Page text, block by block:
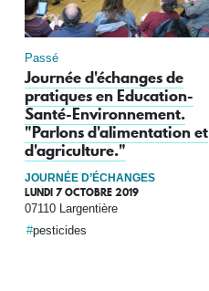
Passé
Journée d'échanges de
pratiques en Education-
Santé-Environnement.
"Parlons d'alimentation et
d'agriculture."
JOURNÉE D’ÉCHANGES
LUNDI 7 OCTOBRE 2019
07110 Largentière
pesticides